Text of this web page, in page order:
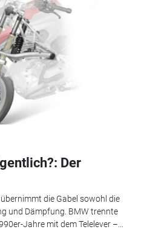
Der
die Gabel sowohl die
und Dämpfung. BMW trennte
Jahre mit dem Telelever –...